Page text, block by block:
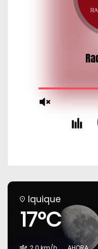
Iquique
17°C